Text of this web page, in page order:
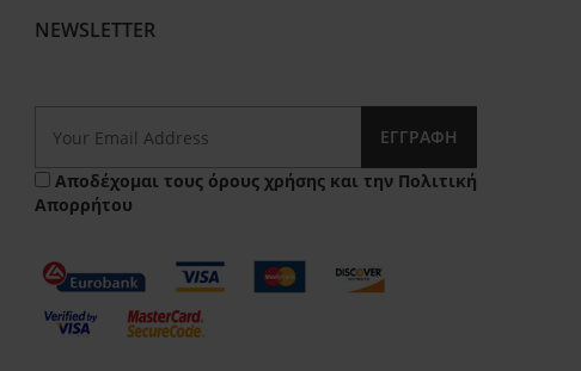
NEWSLETTER
ΕΓΓΡΑΦΉ
Αποδέχομαι τους όρους χρήσης και την Πολιτική
Απορρήτου